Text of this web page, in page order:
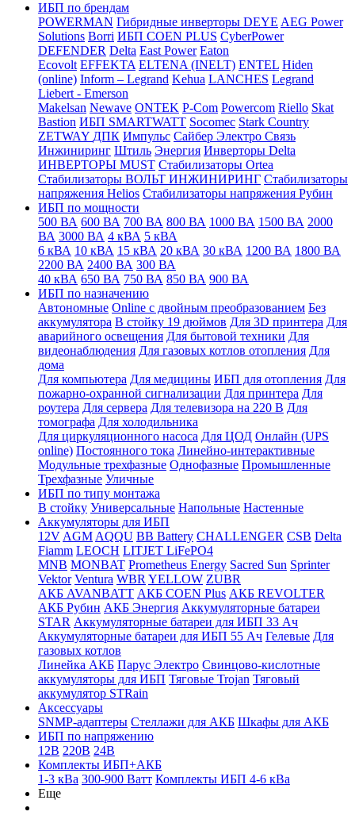
ИБП по брендам
POWERMAN Гибридные инверторы DEYE AEG Power
Solutions Borri ИБП COEN PLUS CyberPower
DEFENDER Delta East Power Eaton
Ecovolt EFFEKTA ELTENA (INELT) ENTEL Hiden
(online) Inform – Legrand Kehua LANCHES Legrand
Liebert - Emerson
Makelsan Newave ONTEK P-Com Powercom Riello Skat
Bastion ИБП SMARTWATT Socomec Stark Country
ZETWAY ДПК Импульс Сайбер Электро Связь
Инжиниринг Штиль Энергия Инверторы Delta
ИНВЕРТОРЫ MUST Стабилизаторы Ortea
Стабилизаторы ВОЛЬТ ИНЖИНИРИНГ Стабилизаторы
напряжения Helios Стабилизаторы напряжения Рубин
ИБП по мощности
500 ВА 600 ВА 700 ВА 800 ВА 1000 ВА 1500 ВА 2000
ВА 3000 ВА 4 кВА 5 кВА
6 кВА 10 кВА 15 кВА 20 кВА 30 кВА 1200 ВА 1800 ВА
2200 ВА 2400 ВА 300 ВА
40 кВА 650 ВА 750 ВА 850 ВА 900 ВА
ИБП по назначению
Автономные Online с двойным преобразованием Без
аккумулятора В стойку 19 дюймов Для 3D принтера Для
аварийного освещения Для бытовой техники Для
видеонаблюдения Для газовых котлов отопления Для
дома
Для компьютера Для медицины ИБП для отопления Для
пожарно-охранной сигнализации Для принтера Для
роутера Для сервера Для телевизора на 220 В Для
томографа Для холодильника
Для циркуляционного насоса Для ЦОД Онлайн (UPS
online) Постоянного тока Линейно-интерактивные
Модульные трехфазные Однофазные Промышленные
Трехфазные Уличные
ИБП по типу монтажа
В стойку Универсальные Напольные Настенные
Аккумуляторы для ИБП
12V AGM AQQU BB Battery CHALLENGER CSB Delta
Fiamm LEOCH LITJET LiFePO4
MNB MONBAT Prometheus Energy Sacred Sun Sprinter
Vektor Ventura WBR YELLOW ZUBR
АКБ AVANBATT АКБ COEN Plus АКБ REVOLTER
АКБ Рубин АКБ Энергия Аккумуляторные батареи
STAR Аккумуляторные батареи для ИБП 33 Ач
Аккумуляторные батареи для ИБП 55 Ач Гелевые Для
газовых котлов
Линейка АКБ Парус Электро Свинцово-кислотные
аккумуляторы для ИБП Тяговые Trojan Тяговый
аккумулятор STRain
Аксессуары
SNMP-адаптеры Стеллажи для АКБ Шкафы для АКБ
ИБП по напряжению
12В 220В 24В
Комплекты ИБП+АКБ
1-3 кВа 300-900 Ватт Комплекты ИБП 4-6 кВа
Еще